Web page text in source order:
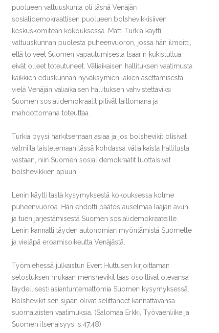
puolueen valtuuskunta oli läsnä Venäjän
sosialidemokraattisen puolueen bolshevikkisiiven
keskuskomitean kokouksessa. Matti Turkia käytti
valtuuskunnan puolesta puheenvuoron, jossa hän ilmoitti,
että toiveet Suomen vapautumisesta tsaarin kukistuttua
eivät olleet toteutuneet. Väliaikaisen hallituksen vaatimusta
kaikkien eduskunnan hyväksymien lakien asettamisesta
vielä Venäjän väliaikaisen hallituksen vahvistettaviksi
Suomen sosialidemokraatit pitivät laittomana ja
mahdottomana toteuttaa.
Turkia pyysi harkitsemaan asiaa ja jos bolshevikit olisivat
valmiita taistelemaan tässä kohdassa väliaikaista hallitusta
vastaan, niin Suomen sosialidemokraatit luottaisivat
bolshevikkien apuun.
Lenin käytti tästä kysymyksestä kokouksessa kolme
puheenvuoroa. Hän ehdotti päätöslauselmaa laajan avun
ja tuen järjestämisestä Suomen sosialidemokraateille.
Lenin kannatti täyden autonomian myöntämistä Suomelle
ja vieläpä eroamisoikeutta Venäjästä.
Työmiehessä julkaistun Evert Huttusen kirjoittaman
selostuksen mukaan menshevikit taas osoittivat olevansa
täydellisesti asiantuntemattomia Suomen kysymyksessä.
Bolshevikit sen sijaan olivat selittäneet kannattavansa
suomalaisten vaatimuksia. (Salomaa Erkki, Työväenliike ja
Suomen itsenäisyys. s.47,48)